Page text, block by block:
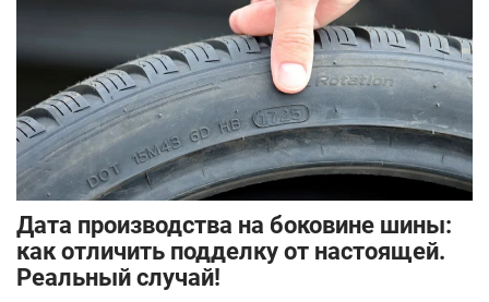
Дата производства на боковине шины:
как отличить подделку от настоящей.
Реальный случай!